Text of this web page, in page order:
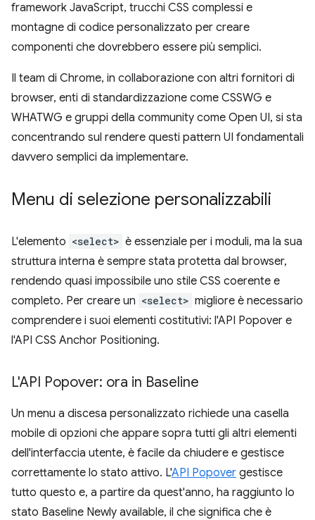
framework JavaScript, trucchi CSS complessi e
montagne di codice personalizzato per creare
componenti che dovrebbero essere più semplici.
Il team di Chrome, in collaborazione con altri fornitori di
browser, enti di standardizzazione come CSSWG e
WHATWG e gruppi della community come Open UI, si sta
concentrando sul rendere questi pattern UI fondamentali
davvero semplici da implementare.
Menu di selezione personalizzabili
L'elemento <select> è essenziale per i moduli, ma la sua
struttura interna è sempre stata protetta dal browser,
rendendo quasi impossibile uno stile CSS coerente e
completo. Per creare un <select> migliore è necessario
comprendere i suoi elementi costitutivi: l'API Popover e
l'API CSS Anchor Positioning.
L'API Popover: ora in Baseline
Un menu a discesa personalizzato richiede una casella
mobile di opzioni che appare sopra tutti gli altri elementi
dell'interfaccia utente, è facile da chiudere e gestisce
correttamente lo stato attivo. L'API Popover gestisce
tutto questo e, a partire da quest'anno, ha raggiunto lo
stato Baseline Newly available, il che significa che è